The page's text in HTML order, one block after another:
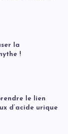
la
!
le lien
d’acide urique